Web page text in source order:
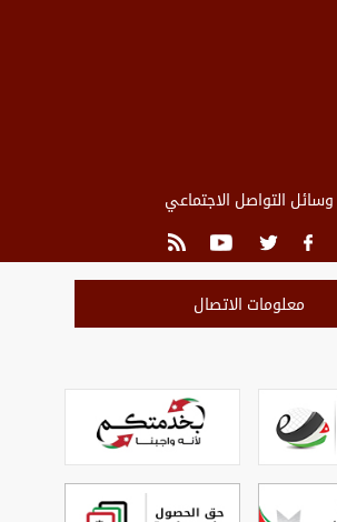
وسائل التواصل الاجتماعي
معلومات الاتصال